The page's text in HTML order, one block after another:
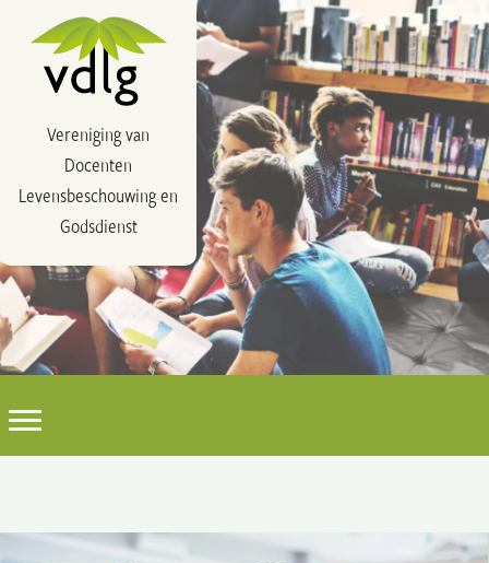
Vereniging van
Docenten
Levensbeschouwing en
Godsdienst